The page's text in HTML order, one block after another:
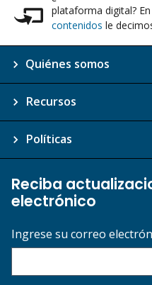
plataforma digital?
contenidos le
Quiénes somos
Recursos
Políticas
Reciba
electrónico
Ingrese su correo